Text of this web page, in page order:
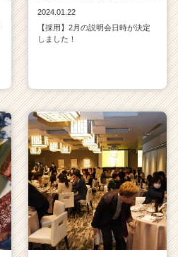
2024.01.22
【採用】2月の説明会日時が決定
しました！